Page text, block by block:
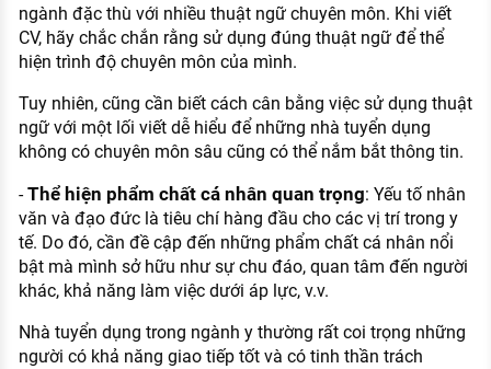
ngành đặc thù với nhiều thuật ngữ chuyên môn. Khi viết
CV, hãy chắc chắn rằng sử dụng đúng thuật ngữ để thể
hiện trình độ chuyên môn của mình.
Tuy nhiên, cũng cần biết cách cân bằng việc sử dụng thuật
ngữ với một lối viết dễ hiểu để những nhà tuyển dụng
không có chuyên môn sâu cũng có thể nắm bắt thông tin.
-Thể hiện phẩm chất cá nhân quan trọng: Yếu tố nhân
văn và đạo đức là tiêu chí hàng đầu cho các vị trí trong y
tế. Do đó, cần đề cập đến những phẩm chất cá nhân nổi
bật mà mình sở hữu như sự chu đáo, quan tâm đến người
khác, khả năng làm việc dưới áp lực, v.v.
Nhà tuyển dụng trong ngành y thường rất coi trọng những
người có khả năng giao tiếp tốt và có tinh thần trách